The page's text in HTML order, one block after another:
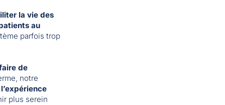
la vie des
au
parfois trop
de
notre
plus serein